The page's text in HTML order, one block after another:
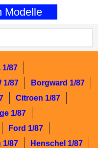
Modelle
1/87
1/87
Borgward 1/87
Citroen 1/87
1/87
Ford 1/87
1/87
Henschel 1/87